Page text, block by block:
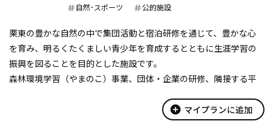
自然･スポーツ
公的施設
栗東の豊かな自然の中で集団活動と宿泊研修を通じて、豊かな心
を育み、明るくたくましい青少年を育成するとともに生涯学習の
振興を図ることを目的とした施設です。
森林環境学習（やまのこ）事業、団体・企業の研修、隣接する平
add_circle マイプランに追加